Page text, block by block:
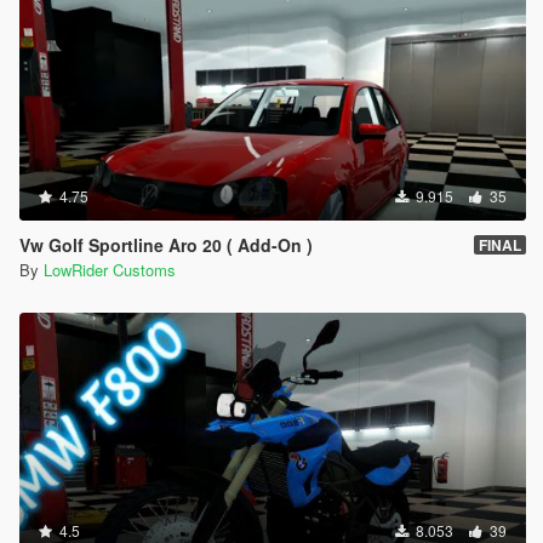
4.75 9.915 35
Vw Golf Sportline Aro 20 ( Add-On ) FINAL
By LowRider Customs
4.5 8.053 39